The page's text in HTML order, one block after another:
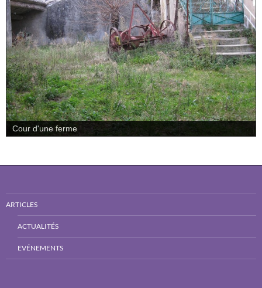
Cour d'une ferme
ARTICLES
ACTUALITÉS
EVÉNEMENTS